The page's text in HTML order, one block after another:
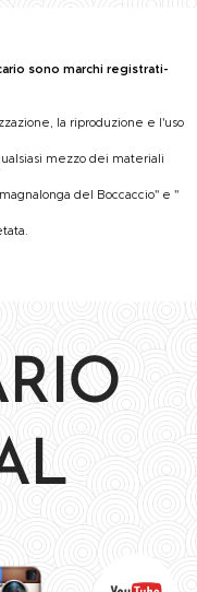
sono marchi registrati-
la riproduzione e l'uso
mezzo dei materiali
del Boccaccio" e "